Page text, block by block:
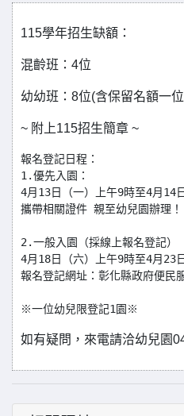
115學年招生缺額：
混齡班：4位
幼幼班：8位(含保留名額一
~ 附上115招生簡章 ~
報名登記日程：
1.優先入園：
4月13日（一）上午9時至4月14
攜帶相關證件 親至幼兒園辦理！️
2.一般入園（採線上報名登記）
4月18日（六）上午9時至4月23
報名登記網址：彰化縣政府便民
※一位幼兒限登記1園※
如有疑問，來電請洽幼兒園